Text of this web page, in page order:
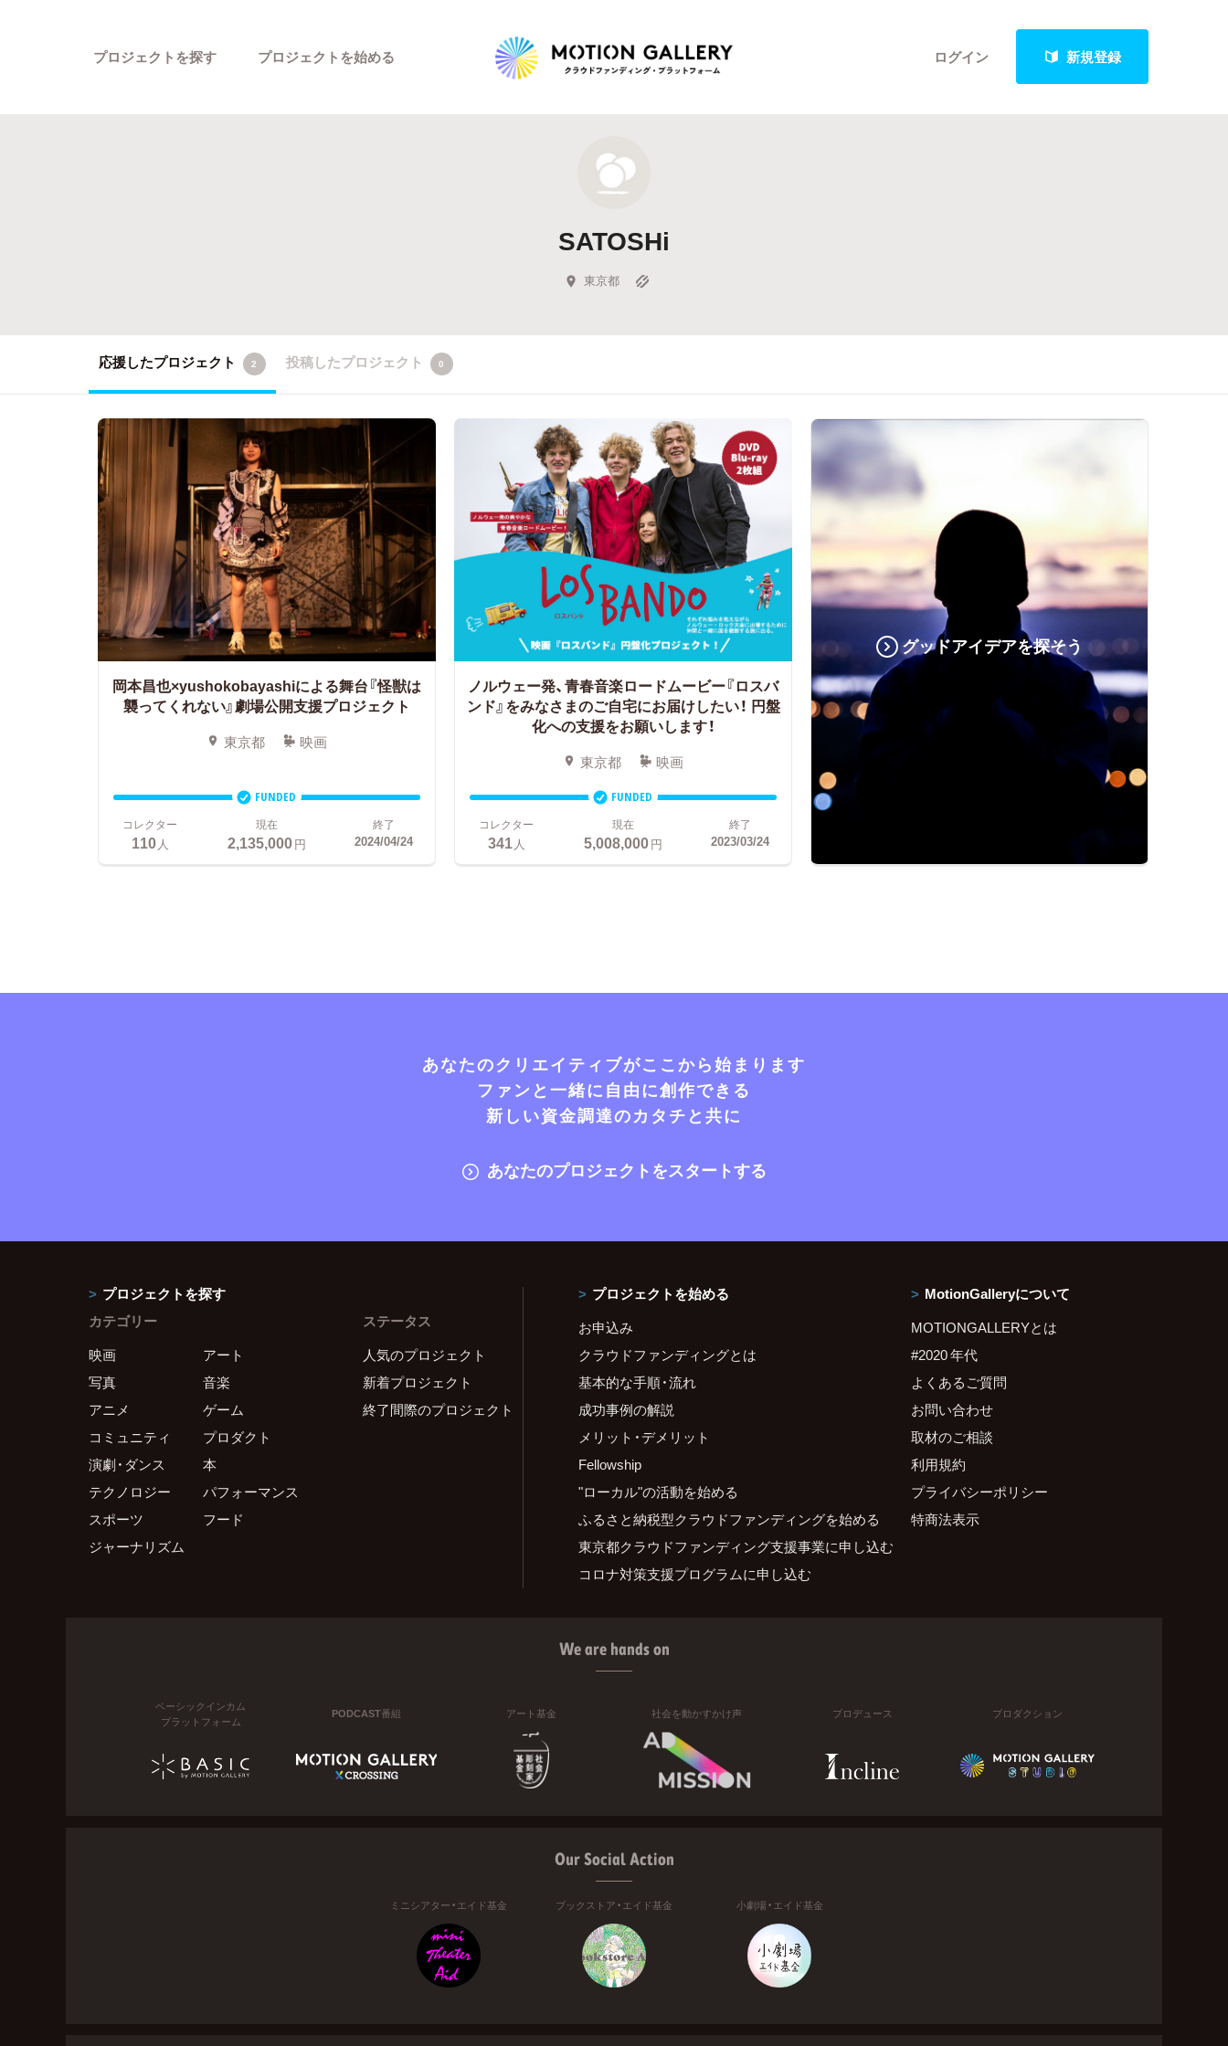
ログイン 新規登録
プロジェクトを探す
新着プロジェクト
Feature
キュレーターから探す
プロジェクトを始める
SATOSHi
東京都
応援したプロジェクト 2 投稿したプロジェクト 0
岡本昌也×yushokobayashiによる舞台『怪獣は
襲ってくれない』劇場公開支援プロジェクト
東京都 映画
FUNDED
コレクター
110人
現在
2,135,000円
終了
2024/04/24
ノルウェー発、青春音楽ロードムービー『ロスバ
ンド』をみなさまのご自宅にお届けしたい！ 円盤
化への支援をお願いします！
東京都 映画
FUNDED
コレクター
341人
現在
5,008,000円
終了
2023/03/24
グッドアイデアを探そう
あなたのクリエイティブがここから始まります
ファンと一緒に自由に創作できる
新しい資金調達のカタチと共に
あなたのプロジェクトをスタートする
プロジェクトを探す
カテゴリー
映画
アート
写真
音楽
アニメ
ゲーム
コミュニティ
プロダクト
演劇・ダンス
本
テクノロジー
パフォーマンス
スポーツ
フード
ジャーナリズム
ステータス
人気のプロジェクト
新着プロジェクト
終了間際のプロジェクト
プロジェクトを始める
お申込み
クラウドファンディングとは
基本的な手順・流れ
成功事例の解説
メリット・デメリット
Fellowship
"ローカル"の活動を始める
ふるさと納税型クラウドファンディングを始める
東京都クラウドファンディング支援事業に申し込む
コロナ対策支援プログラムに申し込む
MotionGalleryについて
MOTIONGALLERYとは
#2020 年代
よくあるご質問
お問い合わせ
取材のご相談
利用規約
プライバシーポリシー
特商法表示
We are hands on
ベーシックインカム
プラットフォーム
PODCAST番組 アート基金 社会を動かすかけ声 プロデュース プロダクション
Our Social Action
ミニシアター・エイド基金 ブックストア・エイド基金 小劇場・エイド基金